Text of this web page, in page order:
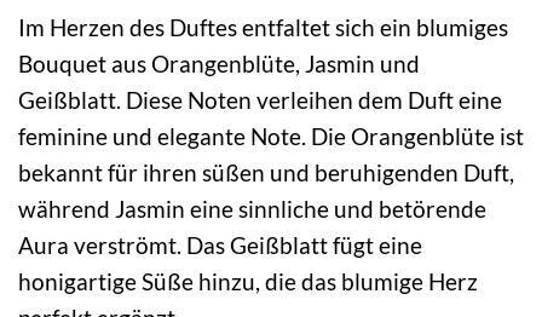
Im Herzen des Duftes entfaltet sich ein blumiges
Bouquet aus Orangenblüte, Jasmin und
Geißblatt. Diese Noten verleihen dem Duft eine
feminine und elegante Note. Die Orangenblüte ist
bekannt für ihren süßen und beruhigenden Duft,
während Jasmin eine sinnliche und betörende
Aura verströmt. Das Geißblatt fügt eine
honigartige Süße hinzu, die das blumige Herz